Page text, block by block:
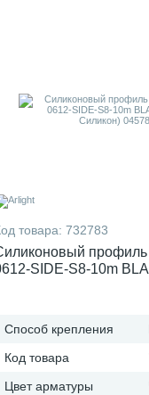
товара: 732783
SIDE-S8-10m
Способ крепления
Код товара
Цвет арматуры